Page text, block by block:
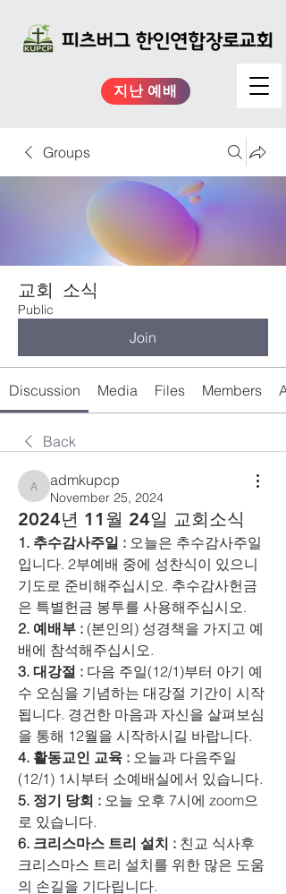
지난 예배
Groups
교회 소식
Public
Join
Discussion Media Files Members
Back
admkupcp
admkupcp
November 25, 2024
2024년 11월 24일 교회소식
1. 추수감사주일 : 오늘은 추수감사주일
입니다. 2부예배 중에 성찬식이 있으니
기도로 준비해주십시오. 추수감사헌금
은 특별헌금 봉투를 사용해주십시오.
2. 예배부 : (본인의) 성경책을 가지고 예
배에 참석해주십시오.
3. 대강절 : 다음 주일(12/1)부터 아기 예
수 오심을 기념하는 대강절 기간이 시작
됩니다. 경건한 마음과 자신을 살펴보심
을 통해 12월을 시작하시길 바랍니다.
4. 활동교인 교육 : 오늘과 다음주일
(12/1) 1시부터 소예배실에서 있습니다.
5. 정기 당회 : 오늘 오후 7시에 zoom으
로 있습니다.
6. 크리스마스 트리 설치 : 친교 식사후
크리스마스 트리 설치를 위한 많은 도움
의 손길을 기다립니다.